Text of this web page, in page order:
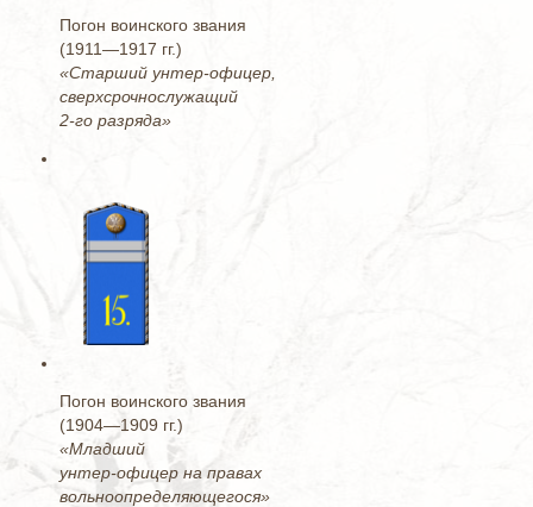
Погон воинского звания
(1911—1917 гг.)
«Старший унтер-офицер,
сверхсрочнослужащий
2-го разряда»
Погон воинского звания
(1904—1909 гг.)
«Младший
унтер-офицер на правах
вольноопределяющегося»